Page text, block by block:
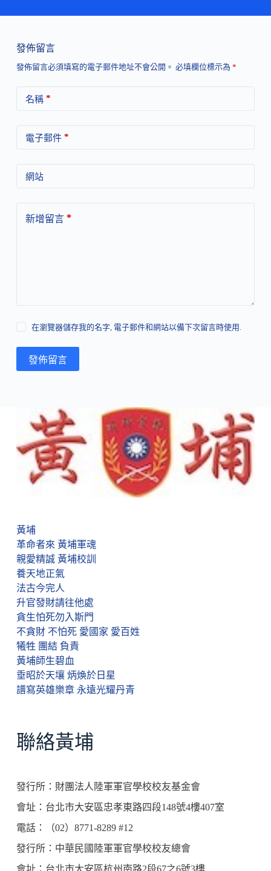
發佈留言
發佈留言必須填寫的電子郵件地址不會公開。 必填欄位標示為 *
名稱 *
電子郵件*
網站
新增留言*
在瀏覽器儲存我的名字, 電子郵件和網站以備下次留言時使用.
發佈留言
黃埔
革命者來 黃埔軍魂
親愛精誠 黃埔校訓
養天地正氣
法古今完人
升官發財請往他處
貪生怕死勿入斯門
不貪財 不怕死 愛國家 愛百姓
犧牲 團結 負責
黃埔師生碧血
垂昭於天壤 炳煥於日星
譜寫英雄樂章 永遠光耀丹青
聯絡黃埔
發行所：財團法人陸軍軍官學校校友基金會
會址：台北市大安區忠孝東路四段148號4樓407室
電話：（02）8771-8289 #12
發行所：中華民國陸軍軍官學校校友總會